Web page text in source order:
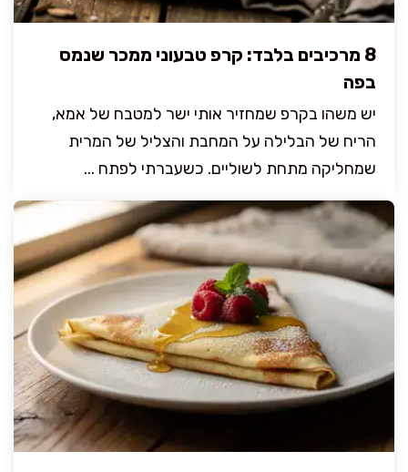
8 מרכיבים בלבד: קרפ טבעוני ממכר שנמס
בפה
יש משהו בקרפ שמחזיר אותי ישר למטבח של אמא,
הריח של הבלילה על המחבת והצליל של המרית
שמחליקה מתחת לשוליים. כשעברתי לפתח ...